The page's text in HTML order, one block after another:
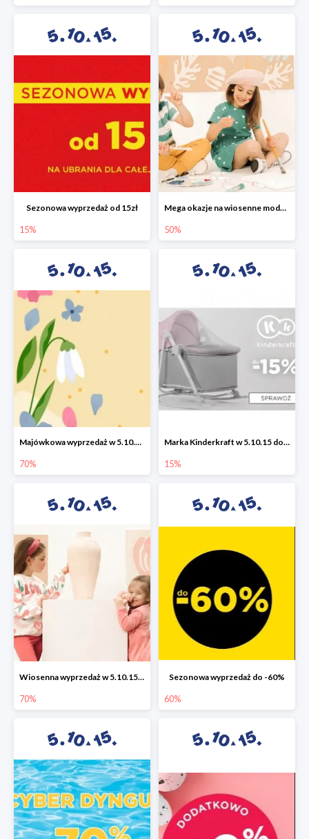
Sezonowa wyprzedaż od 15zł
15%
Mega okazje na wiosenne modele w 5.10.15 do -50%
50%
Majówkowa wyprzedaż w 5.10.15 do -70%
70%
Marka Kinderkraft w 5.10.15 do -15%
15%
Wiosenna wyprzedaż w 5.10.15 do -70%
70%
Sezonowa wyprzedaż do -60%
60%